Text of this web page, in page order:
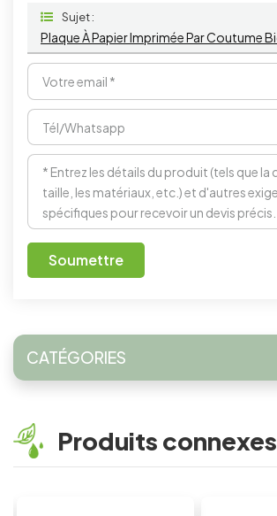
Sujet :
Soumettre
CATÉGORIES
Produits connexes